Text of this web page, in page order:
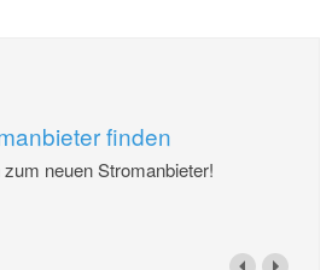
finden
neuen Stromanbieter!